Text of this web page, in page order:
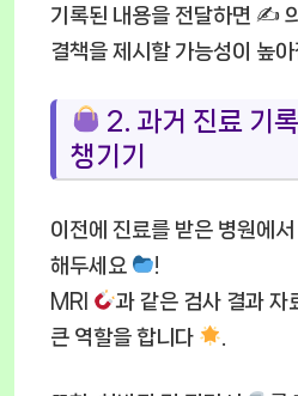
기록된 내용을 전달하면 ✍
결책을 제시할 가능성이 높
2. 과거 진료 기
챙기기
이전에 진료를 받은 병원에서
해두세요
!
MRI
과 같은 검사 결과 자
큰 역할을 합니다